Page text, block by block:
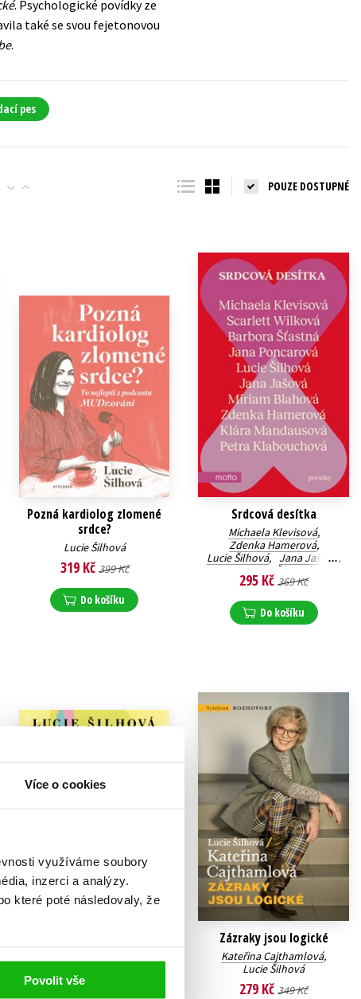
Více o cookies
využíváme soubory
inzerci a analýzy.
které poté následovaly, že
Povolit vše
. Psychologické povídky ze
také se svou fejetonovou
.
pes
POUZE DOSTUPNÉ
Pozná kardiolog zlomené
srdce?
Lucie Šilhová
319 Kč 399 Kč
Do košíku
Srdcová desítka
Michaela Klevisová,
Zdenka Hamerová,
Lucie Šilhová, Jana Jašová,
Barbora Šťastná ,
Petra Klabouchová
Jana Poncarová
Scarlett Wilková,
295 Kč369 Kč
Do košíku
279 Kč
Zázraky jsou logické
Kateřina Cajthamlová,
Lucie Šilhová
279 Kč349 Kč